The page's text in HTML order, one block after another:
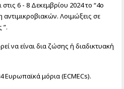
6 - 8 Δεκεμβρίου 2024 το “4ο
Λοιμώξεις σε
”.
να είναι δια ζώσης ή διαδικτυακή
Ευρωπαϊκά μόρια (ECMECs).